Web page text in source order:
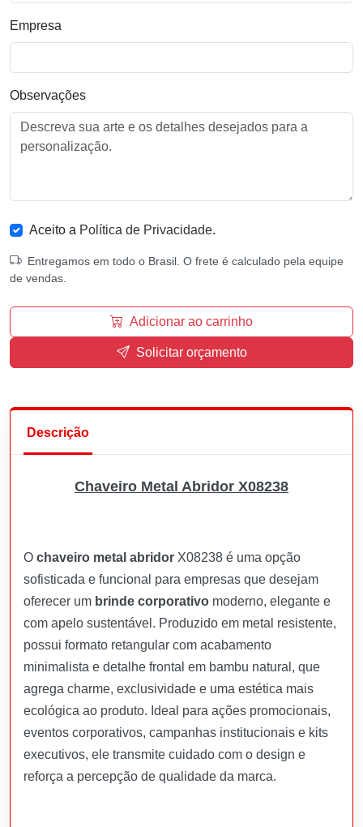
Empresa
Observações
Aceito a Política de Privacidade.
Entregamos em todo o Brasil. O frete é calculado pela equipe
de vendas.
Adicionar ao carrinho
Solicitar orçamento
Descrição
Chaveiro Metal Abridor X08238
O chaveiro metal abridor X08238 é uma opção
sofisticada e funcional para empresas que desejam
oferecer um brinde corporativo moderno, elegante e
com apelo sustentável. Produzido em metal resistente,
possui formato retangular com acabamento
minimalista e detalhe frontal em bambu natural, que
agrega charme, exclusividade e uma estética mais
ecológica ao produto. Ideal para ações promocionais,
eventos corporativos, campanhas institucionais e kits
executivos, ele transmite cuidado com o design e
reforça a percepção de qualidade da marca.